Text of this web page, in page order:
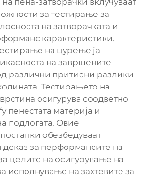
пена-затворачки вклучуваат
за тестирање за
на затворачката и
карактеристики.
на цурење ја
на завршените
различни притисни разлики
Тестирањето на
осигурува соодветно
пенестата материја и
подлогата. Овие
обезбедуваат
доказ за перформансите на
целите на осигурување на
исполнување на захтевите за